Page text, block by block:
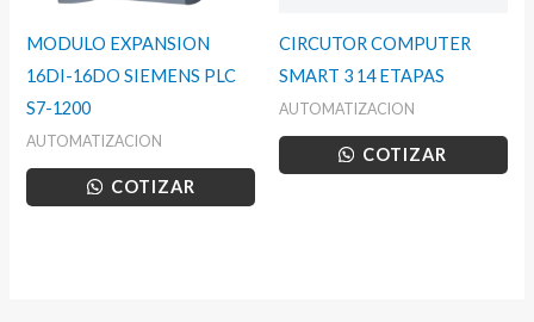
MODULO EXPANSION
16DI-16DO SIEMENS PLC
S7-1200
AUTOMATIZACION
COTIZAR
CIRCUTOR COMPUTER
SMART 3 14 ETAPAS
AUTOMATIZACION
COTIZAR